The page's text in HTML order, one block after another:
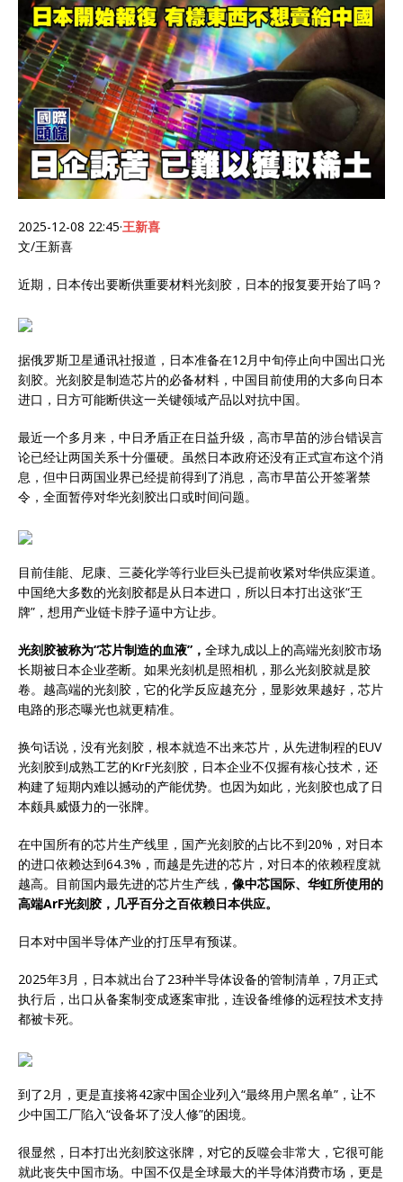
2025-12-08 22:45·王新喜
文/王新喜
近期，日本传出要断供重要材料光刻胶，日本的报复要开始了吗？
据俄罗斯卫星通讯社报道，日本准备在12月中旬停止向中国出口光
刻胶。光刻胶是制造芯片的必备材料，中国目前使用的大多向日本
进口，日方可能断供这一关键领域产品以对抗中国。
最近一个多月来，中日矛盾正在日益升级，高市早苗的涉台错误言
论已经让两国关系十分僵硬。虽然日本政府还没有正式宣布这个消
息，但中日两国业界已经提前得到了消息，高市早苗公开签署禁
令，全面暂停对华光刻胶出口或时间问题。
目前佳能、尼康、三菱化学等行业巨头已提前收紧对华供应渠道。
中国绝大多数的光刻胶都是从日本进口，所以日本打出这张“王
牌”，想用产业链卡脖子逼中方让步。
光刻胶被称为“芯片制造的血液”， 全球九成以上的高端光刻胶市场
长期被日本企业垄断。如果光刻机是照相机，那么光刻胶就是胶
卷。越高端的光刻胶，它的化学反应越充分，显影效果越好，芯片
电路的形态曝光也就更精准。
换句话说，没有光刻胶，根本就造不出来芯片，从先进制程的EUV
光刻胶到成熟工艺的KrF光刻胶，日本企业不仅握有核心技术，还
构建了短期内难以撼动的产能优势。也因为如此，光刻胶也成了日
本颇具威慑力的一张牌。
在中国所有的芯片生产线里，国产光刻胶的占比不到20%，对日本
的进口依赖达到64.3%，而越是先进的芯片，对日本的依赖程度就
越高。目前国内最先进的芯片生产线， 像中芯国际、华虹所使用的
高端ArF光刻胶，几乎百分之百依赖日本供应。
日本对中国半导体产业的打压早有预谋。
2025年3月，日本就出台了23种半导体设备的管制清单，7月正式
执行后，出口从备案制变成逐案审批，连设备维修的远程技术支持
都被卡死。
到了2月，更是直接将42家中国企业列入“最终用户黑名单”，让不
少中国工厂陷入“设备坏了没人修”的困境。
很显然，日本打出光刻胶这张牌，对它的反噬会非常大，它很可能
就此丧失中国市场。中国不仅是全球最大的半导体消费市场，更是